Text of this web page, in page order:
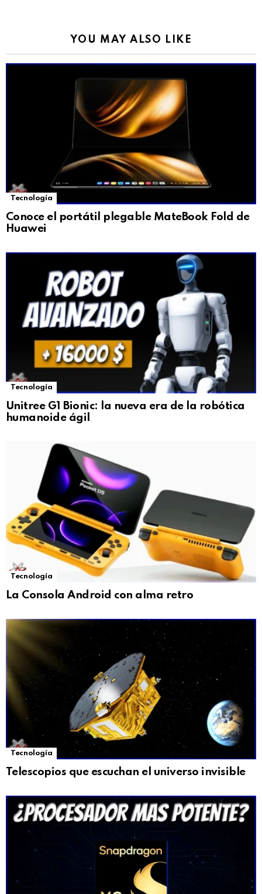
YOU MAY ALSO LIKE
Tecnología
Conoce el portátil plegable MateBook Fold de
Huawei
Tecnología
Unitree G1 Bionic: la nueva era de la robótica
humanoide ágil
Tecnología
La Consola Android con alma retro
Tecnología
Telescopios que escuchan el universo invisible